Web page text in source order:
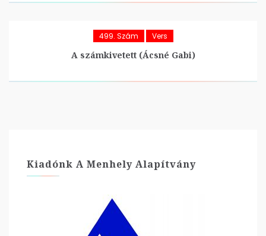
499. Szám Vers
A számkivetett (Ácsné Gabi)
Kiadónk A Menhely Alapítvány